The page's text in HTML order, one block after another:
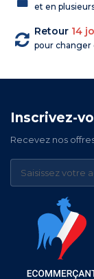
et en
Retour 14
pour changer
Inscrivez-
Recevez nos